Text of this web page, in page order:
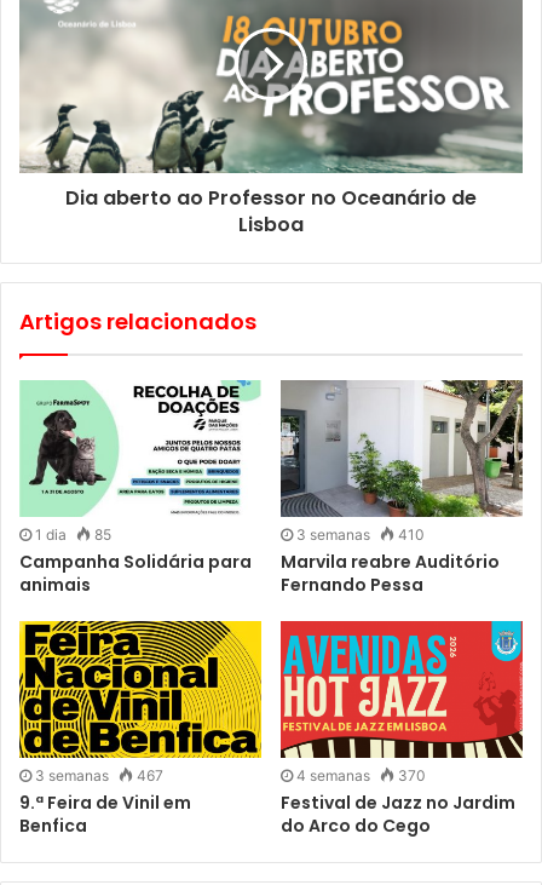
Dia aberto ao Professor no Oceanário de
Lisboa
Artigos relacionados
1 dia 85
Campanha Solidária para
animais
3 semanas 410
Marvila reabre Auditório
Fernando Pessa
3 semanas 467
9.ª Feira de Vinil em
Benfica
4 semanas 370
Festival de Jazz no Jardim
do Arco do Cego